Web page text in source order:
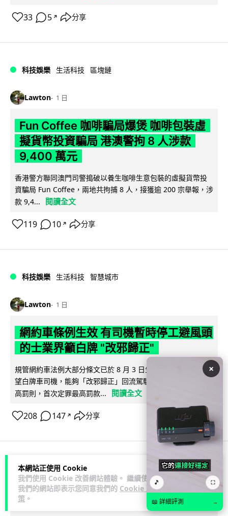
本網站正使用 Cookie
我們使用 Cookie 改善網站體驗。 繼續使用
我們的網站即表示您同意我們的 Cookie 政
策 。
33 5 ↗ 分享
科技娛樂 生活科技 區塊鏈
Lawton 1 日
Fun Coffee 咖啡騙局爆煲 咖啡包裝虛
擬貨幣投資騙局 港澳警拘 8 人涉款
9,400 萬元
香港警方聯同澳門司警搗破以養生咖啡生意包裝的虛擬貨幣投
資騙局 Fun Coffee，兩地共拘捕 8 人，接獲逾 200 宗舉報，涉
款 9,4...
閱讀全文
119 10 ↗ 分享
科技娛樂 生活科技 智慧城市
Lawton 1 日
網約車條例生效 有司機暫時停工避風頭
的士業界籲白牌 "改邪歸正"
規管網約車法例大部分條文已於 8 月 3 日生效，的士業界就期
望白牌車司機，能夠「改邪歸正」回流駕駛的士。新例大幅提
高罰則，首次定罪最高罰款...
閱讀全文
208 147 ↗ 分享
人工智能
Lawton
×
🎵 ⛶
📖 詳細評測 →